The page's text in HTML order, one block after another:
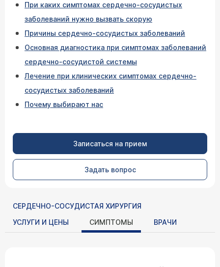
При каких симптомах сердечно-сосудистых
заболеваний нужно вызвать скорую
Причины сердечно-сосудистых заболеваний
Основная диагностика при симптомах заболеваний
сердечно-сосудистой системы
Лечение при клинических симптомах сердечно-
сосудистых заболеваний
Почему выбирают нас
Записаться на прием
Задать вопрос
СЕРДЕЧНО-СОСУДИСТАЯ ХИРУРГИЯ
УСЛУГИ И ЦЕНЫ
СИМПТОМЫ ВРАЧИ